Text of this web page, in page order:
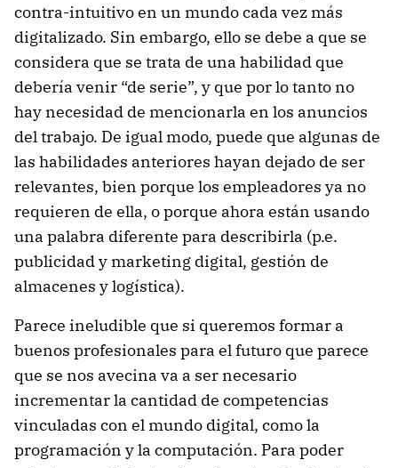
contra-intuitivo en un mundo cada vez más
digitalizado. Sin embargo, ello se debe a que se
considera que se trata de una habilidad que
debería venir “de serie”, y que por lo tanto no
hay necesidad de mencionarla en los anuncios
del trabajo. De igual modo, puede que algunas de
las habilidades anteriores hayan dejado de ser
relevantes, bien porque los empleadores ya no
requieren de ella, o porque ahora están usando
una palabra diferente para describirla (p.e.
publicidad y marketing digital, gestión de
almacenes y logística).
Parece ineludible que si queremos formar a
buenos profesionales para el futuro que parece
que se nos avecina va a ser necesario
incrementar la cantidad de competencias
vinculadas con el mundo digital, como la
programación y la computación. Para poder